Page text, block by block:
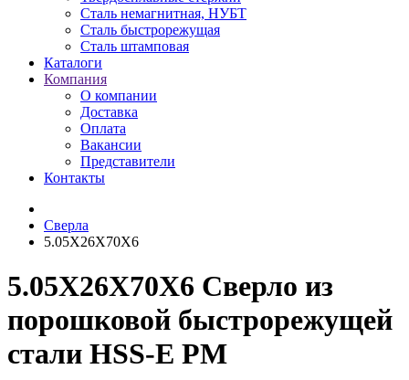
Сталь немагнитная, НУБТ
Сталь быстрорежущая
Сталь штамповая
Каталоги
Компания
О компании
Доставка
Оплата
Вакансии
Представители
Контакты
Сверла
5.05X26X70X6
5.05X26X70X6 Сверло из
порошковой быстрорежущей
стали HSS-E PM